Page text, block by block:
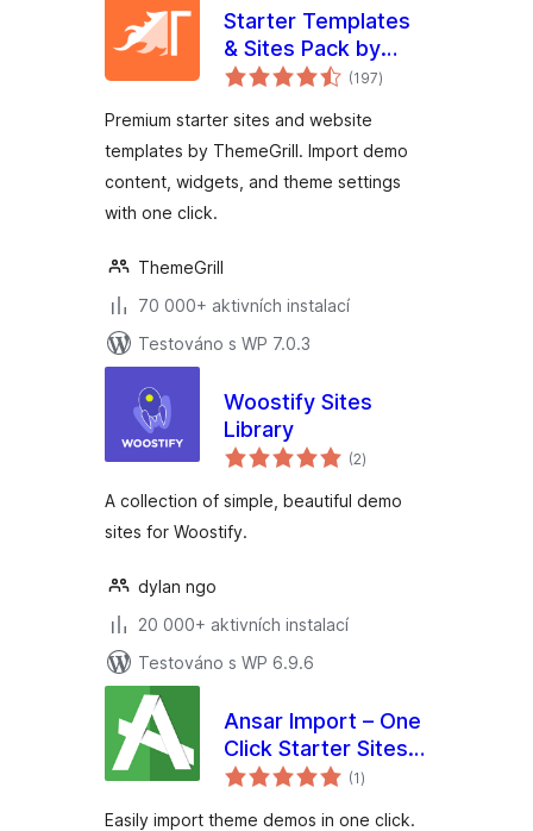
Starter Templates
& Sites Pack by
ThemeGrill
(197celkové
hodnocení
)
Premium starter sites and website
templates by ThemeGrill. Import demo
content, widgets, and theme settings
with one click.
ThemeGrill
70 000+ aktivních instalací
Testováno s WP 7.0.3
Woostify Sites
Library
(2celkové
hodnocení
)
A collection of simple, beautiful demo
sites for Woostify.
dylan ngo
20 000+ aktivních instalací
Testováno s WP 6.9.6
Ansar Import – One
Click Starter Sites –
for Elementor &
(1celkové
hodnocení
)
Easily import theme demos in one click.